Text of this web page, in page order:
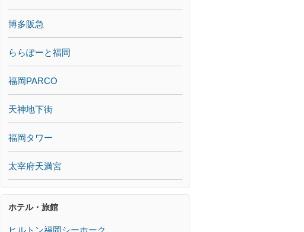
博多阪急
ららぽーと福岡
福岡PARCO
天神地下街
福岡タワー
太宰府天満宮
ホテル・旅館
ヒルトン福岡シーホーク